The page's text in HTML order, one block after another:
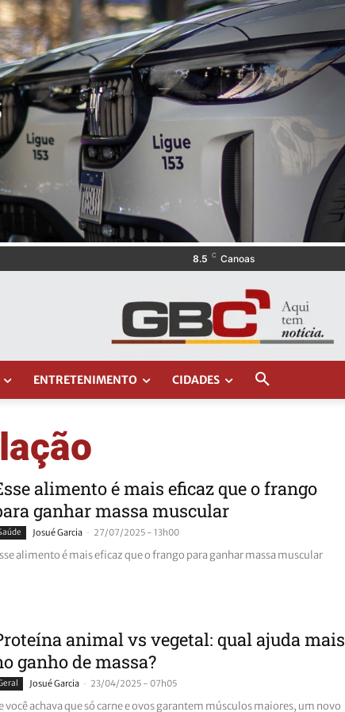
8.5 C Canoas
ENTRETENIMENTO CIDADES
alimento é mais eficaz que o frango
ganhar massa muscular
Josué Garcia - 27/07/2025 - 13h00
alimento é mais eficaz que o frango para ganhar massa muscular
animal vs vegetal: qual ajuda mais
ganho de massa?
Josué Garcia - 23/04/2025 - 07h05
você achava que só carne e ovos garantem músculos maiores, um novo